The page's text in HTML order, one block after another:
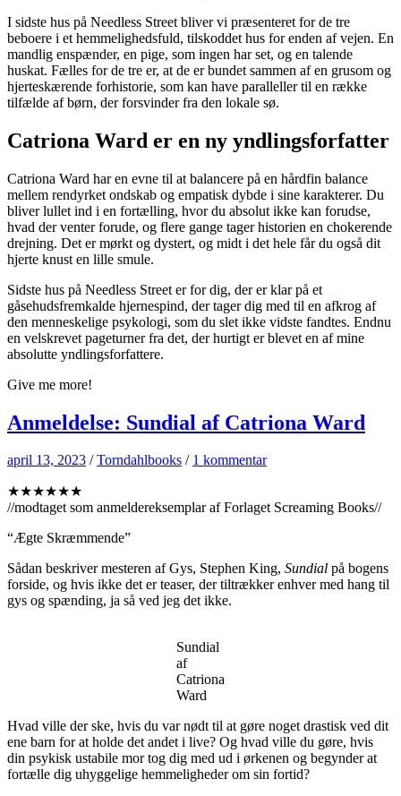
I sidste hus på Needless Street bliver vi præsenteret for de tre
beboere i et hemmelighedsfuld, tilskoddet hus for enden af vejen. En
mandlig enspænder, en pige, som ingen har set, og en talende
huskat. Fælles for de tre er, at de er bundet sammen af en grusom og
hjerteskærende forhistorie, som kan have paralleller til en række
tilfælde af børn, der forsvinder fra den lokale sø.
Catriona Ward er en ny yndlingsforfatter
Catriona Ward har en evne til at balancere på en hårdfin balance
mellem rendyrket ondskab og empatisk dybde i sine karakterer. Du
bliver lullet ind i en fortælling, hvor du absolut ikke kan forudse,
hvad der venter forude, og flere gange tager historien en chokerende
drejning. Det er mørkt og dystert, og midt i det hele får du også dit
hjerte knust en lille smule.
Sidste hus på Needless Street er for dig, der er klar på et
gåsehudsfremkalde hjernespind, der tager dig med til en afkrog af
den menneskelige psykologi, som du slet ikke vidste fandtes. Endnu
en velskrevet pageturner fra det, der hurtigt er blevet en af mine
absolutte yndlingsforfattere.
Give me more!
Anmeldelse: Sundial af Catriona Ward
april 13, 2023 /Torndahlbooks / 1 kommentar
★★★★★★
//modtaget som anmeldereksemplar af Forlaget Screaming Books//
“Ægte Skræmmende”
Sådan beskriver mesteren af Gys, Stephen King, Sundial på bogens
forside, og hvis ikke det er teaser, der tiltrækker enhver med hang til
gys og spænding, ja så ved jeg det ikke.
Sundial
af
Catriona
Ward
Hvad ville der ske, hvis du var nødt til at gøre noget drastisk ved dit
ene barn for at holde det andet i live? Og hvad ville du gøre, hvis
din psykisk ustabile mor tog dig med ud i ørkenen og begynder at
fortælle dig uhyggelige hemmeligheder om sin fortid?